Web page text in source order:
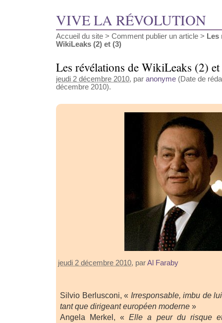
VIVE LA RÉVOLUTION
Accueil du site > Comment publier un article > Les
WikiLeaks (2) et (3)
Les révélations de WikiLeaks (2)
jeudi 2 décembre 2010, par anonyme (Date de
décembre 2010).
jeudi 2 décembre 2010, parAl Faraby
Silvio Berlusconi, « Irresponsable, imbu de
tant que dirigeant européen moderne »
Angela Merkel, «Elle a peur du risque